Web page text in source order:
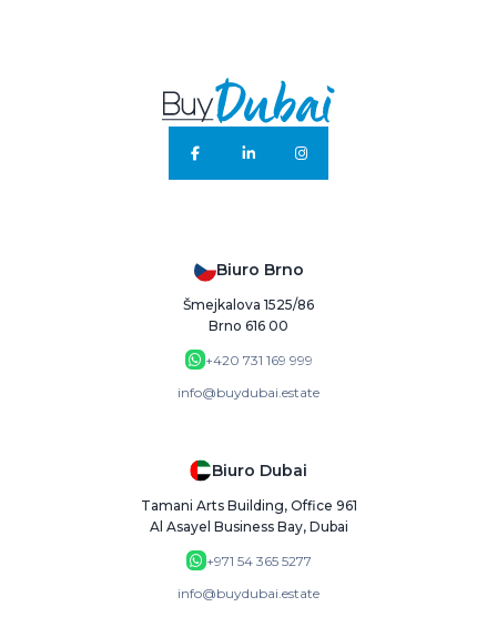
Biuro Brno
Šmejkalova 1525/86
Brno 616 00
+420 731 169 999
info@buydubai.estate
Biuro Dubai
Tamani Arts Building, Office 961
Al Asayel Business Bay, Dubai
+971 54 365 5277
info@buydubai.estate